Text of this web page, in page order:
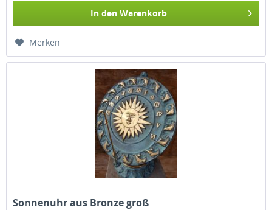
In den Warenkorb
Merken
Sonnenuhr aus Bronze groß